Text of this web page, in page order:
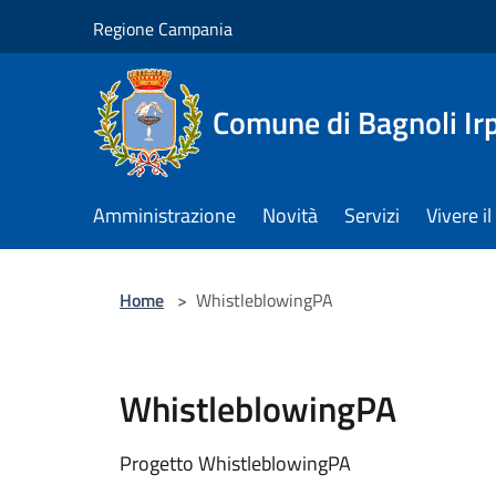
Regione Campania
Comune di Bagnoli
Amministrazione Novità Servizi Vivere
Home > WhistleblowingPA
WhistleblowingPA
Progetto WhistleblowingPA